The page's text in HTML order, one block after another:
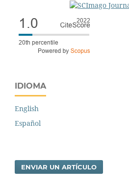
IDIOMA
English
Español
ENVIAR UN ARTÍCULO